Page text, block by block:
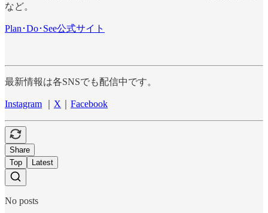
など。
Plan･Do･See公式サイト
最新情報は各SNSでも配信中です。
Instagram X Facebook
Share
Top
Latest
No posts